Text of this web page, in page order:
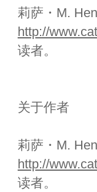
莉萨・M.
http://
读者。
关于作者
莉萨・M.
http://
读者。